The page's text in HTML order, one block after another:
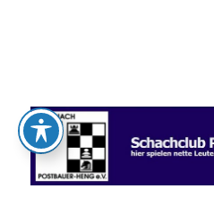
Schachclub